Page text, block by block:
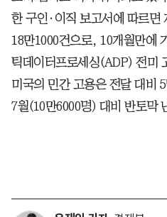
한 구인·이직 보고서에 따르면
18만1000건으로, 10개월만에
틱데이터프로세싱(ADP) 전미
미국의 민간 고용은 전달 대비
7월(10만6000명) 대비 반토막